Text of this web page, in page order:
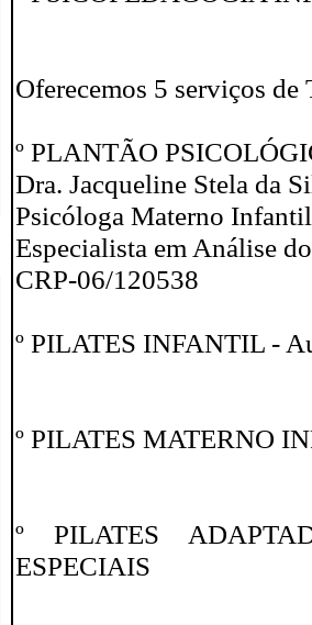
Oferecemos 5 serviços de
º PLANTÃO
Dra. Jacqueline Stela da
Psicóloga Materno Infantil
Especialista em Análise
CRP-06/120538
º PILATES INFANTIL -
º PILATES MATERNO
º PILATES
ESPECIAIS